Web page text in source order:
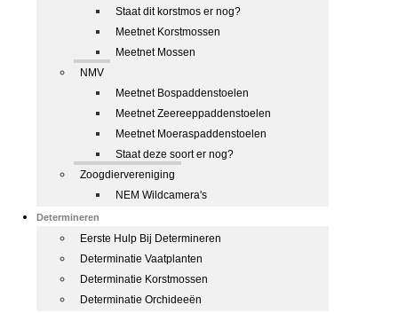
Staat dit korstmos er nog?
Meetnet Korstmossen
Meetnet Mossen
NMV
Meetnet Bospaddenstoelen
Meetnet Zeereeppaddenstoelen
Meetnet Moeraspaddenstoelen
Staat deze soort er nog?
Zoogdiervereniging
NEM Wildcamera's
Determineren
Eerste Hulp Bij Determineren
Determinatie Vaatplanten
Determinatie Korstmossen
Determinatie Orchideeën